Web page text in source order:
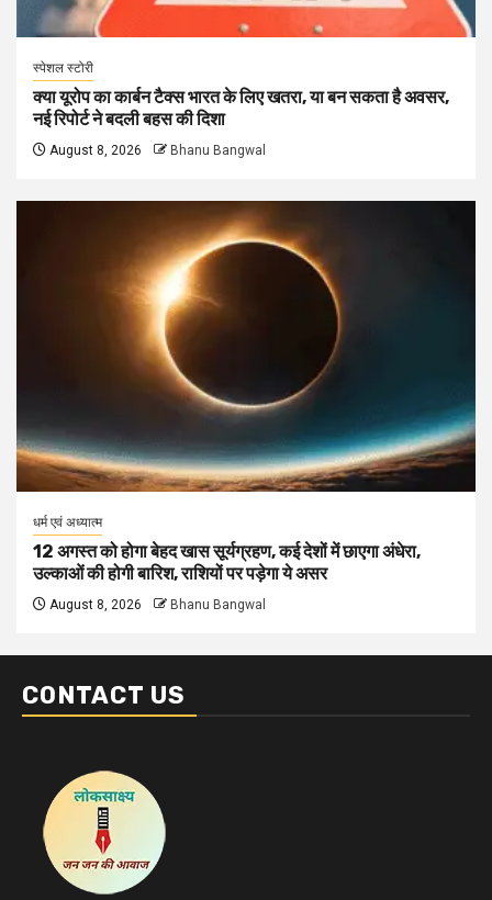
स्पेशल स्टोरी
क्या यूरोप का कार्बन टैक्स भारत के लिए खतरा, या बन सकता है अवसर,
नई रिपोर्ट ने बदली बहस की दिशा
August 8, 2026 Bhanu Bangwal
धर्म एवं अध्यात्म
12 अगस्त को होगा बेहद खास सूर्यग्रहण, कई देशों में छाएगा अंधेरा,
उल्काओं की होगी बारिश, राशियों पर पड़ेगा ये असर
August 8, 2026 Bhanu Bangwal
CONTACT US